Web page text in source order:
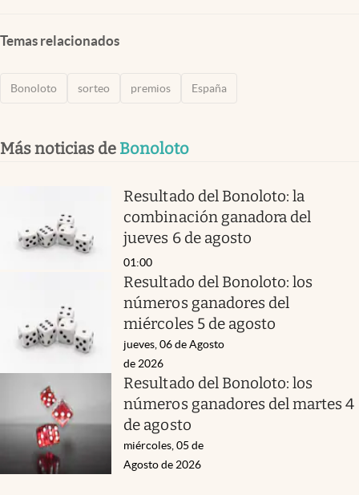
Temas relacionados
Bonoloto sorteo premios España
Más noticias de Bonoloto
Resultado del Bonoloto: la
combinación ganadora del
jueves 6 de agosto
01:00
Resultado del Bonoloto: los
números ganadores del
miércoles 5 de agosto
jueves, 06 de Agosto
de 2026
Resultado del Bonoloto: los
números ganadores del martes 4
de agosto
miércoles, 05 de
Agosto de 2026